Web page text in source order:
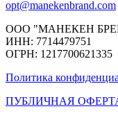
opt@manekenbrand.com
ООО "МАНЕКЕН
ИНН: 7714479751
ОГРН: 1217700621335
Политика
ПУБЛИЧНАЯ